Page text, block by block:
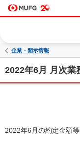
企業・開示情報
2022年6月 月次業
2022年6月の約定金額